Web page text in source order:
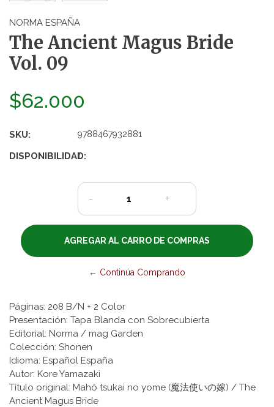
NORMA ESPAÑA
The Ancient Magus Bride
Vol. 09
$62.000
SKU: 9788467932881
DISPONIBILIDAD:
1
- +
← Continúa Comprando
Páginas: 208 B/N + 2 Color
Presentación: Tapa Blanda con Sobrecubierta
Editorial: Norma / mag Garden
Colección: Shonen
Idioma: Español España
Autor: Kore Yamazaki
Título original: Mahô tsukai no yome (魔法使いの嫁) / The
Ancient Magus Bride